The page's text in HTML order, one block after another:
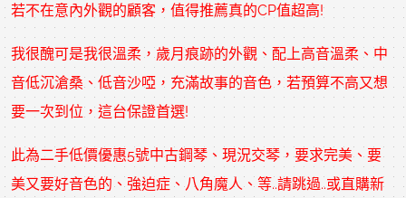
若不在意內外觀的顧客，值得推薦真的CP值超高!
我很醜可是我很溫柔，歲月痕跡的外觀、配上高音溫柔、中
音低沉滄桑、低音沙啞，充滿故事的音色，若預算不高又想
要一次到位，這台保證首選!
此為二手低價優惠5號中古鋼琴 、現況交琴，要求完美、要
美又要好音色的、強迫症、八角魔人、等..請跳過..或直購新